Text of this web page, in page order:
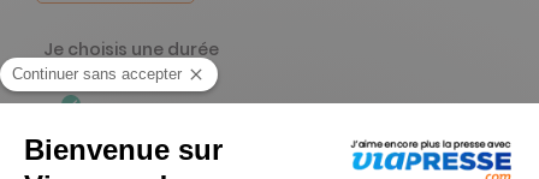
Je choisis une durée
Abonnement 1 an
6 n° • Papier Offre réservée aux particuliers